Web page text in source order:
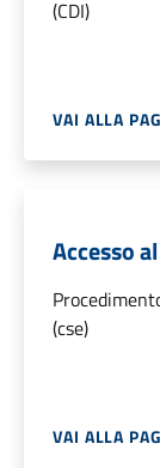
(CDI)
VAI ALLA
Accesso
(cse)
VAI ALLA